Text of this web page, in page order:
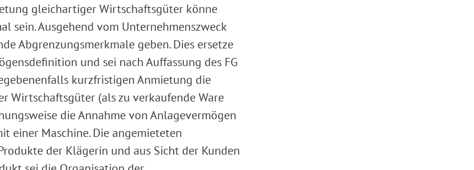
gleichartiger Wirtschaftsgüter könne
sein. Ausgehend vom Unternehmenszweck
Abgrenzungsmerkmale geben. Dies ersetze
und sei nach Auffassung des FG
kurzfristigen Anmietung die
Wirtschaftsgüter (als zu verkaufende Ware
die Annahme von Anlagevermögen
einer Maschine. Die angemieteten
der Klägerin und aus Sicht der Kunden